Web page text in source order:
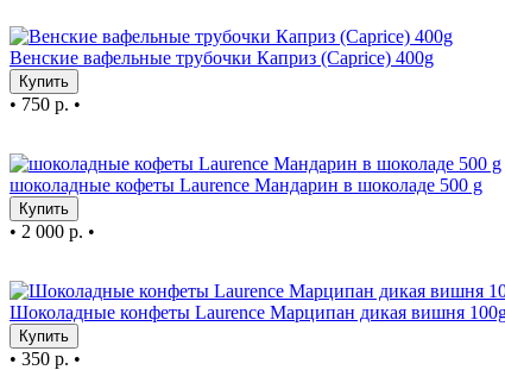
Венские вафельные трубочки Каприз (Caprice) 400g
Купить
• 750 р. •
шоколадные кофеты Laurence Мандарин в шоколаде 500 g
Купить
• 2 000 р. •
Шоколадные конфеты Laurence Марципан дикая вишня
Купить
• 350 р. •